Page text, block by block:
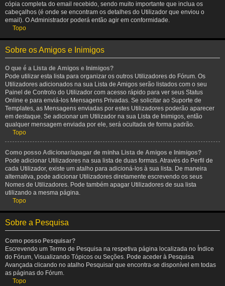
cópia completa do email recebido, sendo muito importante que inclua os
cabeçalhos (é onde se encontram os detalhes do Utilizador que enviou o
email). O Administrador poderá então agir em conformidade.
Topo
Sobre os Amigos e Inimigos
O que é a Lista de Amigos e Inimigos?
Pode utilizar esta lista para organizar os outros Utilizadores do Fórum. Os
Utilizadores adicionados na sua Lista de Amigos serão listados com o seu
Painel de Controlo do Utilizador com acesso rápido para ver seus Status
Online e para enviá-los Mensagens Privadas. Se solicitar ao Suporte de
Templates, as Mensagens enviadas por estes Utilizadores poderão aparecer
em destaque. Se adicionar um Utilizador na sua Lista de Inimigos, então
qualquer mensagem enviada por ele, será ocultada de forma padrão.
Topo
Como posso Adicionar/apagar de minha Lista de Amigos e Inimigos?
Pode adicionar Utilizadores na sua lista de duas formas. Através do Perfil de
cada Utilizador, existe um atalho para adicioná-los à sua lista. De maneira
alternativa, pode adicionar Utilizadores diretamente escrevendo os seus
Nomes de Utilizadores. Pode também apagar Utilizadores de sua lista
utilizando a mesma página.
Topo
Sobre a Pesquisa
Como posso Pesquisar?
Escrevendo um Termo de Pesquisa na respetiva página localizada no Índice
do Fórum, Visualizando Tópicos ou Seções. Pode aceder à Pesquisa
Avançada clicando no atalho Pesquisar que encontra-se disponível em todas
as páginas do Fórum.
Topo